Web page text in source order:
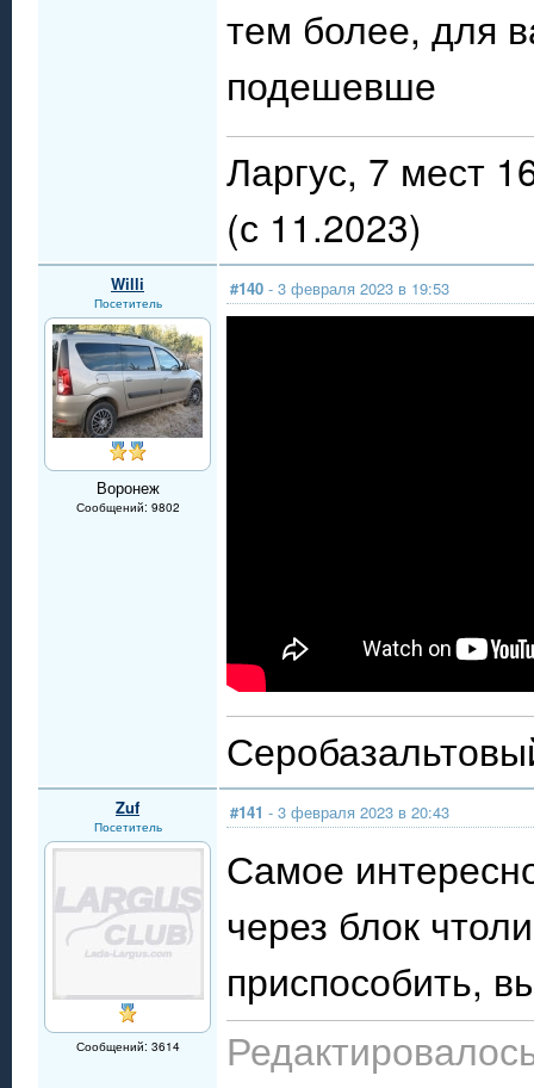
тем более, для
подешевше
Ларгус, 7 мест
(с 11.2023)
Willi
Посетитель
Воронеж
Сообщений: 9802
#140 - 3 февраля 2023 в 19:53
Zuf
Посетитель
Сообщений: 3614
#141 - 3 февраля 2023 в 20:43
Самое
через блок
приспособить,